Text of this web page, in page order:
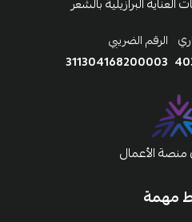
مهمة
الرقم الضريبي
311304168200003
الأعمال